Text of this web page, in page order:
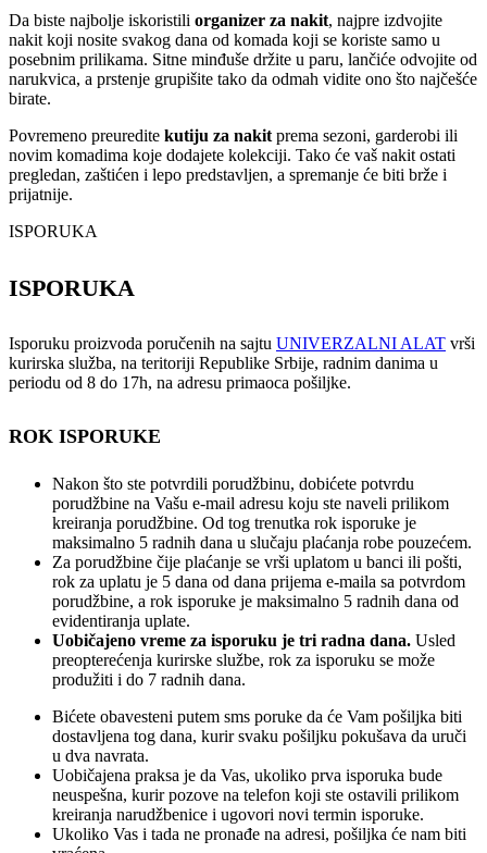
Da biste najbolje iskoristili organizer za nakit, najpre izdvojite
nakit koji nosite svakog dana od komada koji se koriste samo u
posebnim prilikama. Sitne minđuše držite u paru, lančiće odvojite od
narukvica, a prstenje grupišite tako da odmah vidite ono što najčešće
birate.
Povremeno preuredite kutiju za nakit prema sezoni, garderobi ili
novim komadima koje dodajete kolekciji. Tako će vaš nakit ostati
pregledan, zaštićen i lepo predstavljen, a spremanje će biti brže i
prijatnije.
ISPORUKA
ISPORUKA
Isporuku proizvoda poručenih na sajtu UNIVERZALNI ALAT vrši
kurirska služba, na teritoriji Republike Srbije, radnim danima u
periodu od 8 do 17h, na adresu primaoca pošiljke.
ROK ISPORUKE
Nakon što ste potvrdili porudžbinu, dobićete potvrdu
porudžbine na Vašu e-mail adresu koju ste naveli prilikom
kreiranja porudžbine. Od tog trenutka rok isporuke je
maksimalno 5 radnih dana u slučaju plaćanja robe pouzećem.
Za porudžbine čije plaćanje se vrši uplatom u banci ili pošti,
rok za uplatu je 5 dana od dana prijema e-maila sa potvrdom
porudžbine, a rok isporuke je maksimalno 5 radnih dana od
evidentiranja uplate.
Uobičajeno vreme za isporuku je tri radna dana. Usled
preopterećenja kurirske službe, rok za isporuku se može
produžiti i do 7 radnih dana.
Bićete obavesteni putem sms poruke da će Vam pošiljka biti
dostavljena tog dana, kurir svaku pošiljku pokušava da uruči
u dva navrata.
Uobičajena praksa je da Vas, ukoliko prva isporuka bude
neuspešna, kurir pozove na telefon koji ste ostavili prilikom
kreiranja narudžbenice i ugovori novi termin isporuke.
Ukoliko Vas i tada ne pronađe na adresi, pošiljka će nam biti